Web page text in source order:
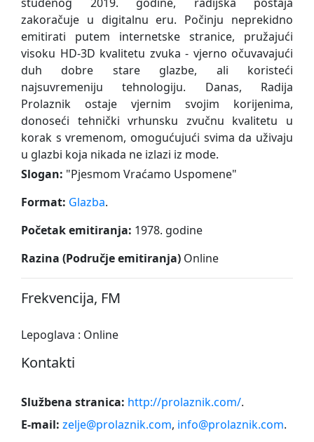
zakoračuje u digitalnu eru. Počinju neprekidno
emitirati putem internetske stranice, pružajući
visoku HD-3D kvalitetu zvuka - vjerno očuvavajući
duh dobre stare glazbe, ali koristeći
najsuvremeniju tehnologiju. Danas, Radija
Prolaznik ostaje vjernim svojim korijenima,
donoseći tehnički vrhunsku zvučnu kvalitetu u
korak s vremenom, omogućujući svima da uživaju
u glazbi koja nikada ne izlazi iz mode.
Slogan: "Pjesmom Vraćamo Uspomene"
Format: Glazba.
Početak emitiranja: 1978. godine
Razina (Područje emitiranja) Online
Frekvencija, FM
Lepoglava : Online
Kontakti
Službena stranica: http://prolaznik.com/.
E-mail: zelje@prolaznik.com, info@prolaznik.com.